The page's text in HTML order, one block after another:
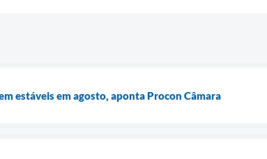
estáveis em agosto, aponta Procon Câmara